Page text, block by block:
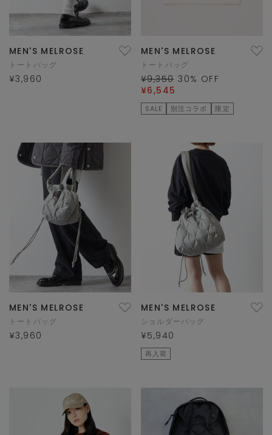
MEN'S MELROSE
トートバッグ
¥3,960
MEN'S MELROSE
トートバッグ
¥9,350 30% OFF
¥6,545
SALE 別注コラボ 限定
MEN'S MELROSE
トートバッグ
¥3,960
MEN'S MELROSE
ショルダーバッグ
¥5,940
再入荷